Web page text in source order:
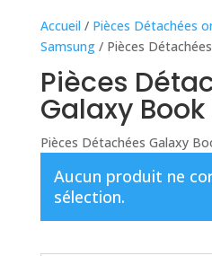
Accueil / Pièces Détachées
Samsung/ Pièces
Pièces
Galaxy Book
Pièces Détachées Galaxy
Aucun produit ne
sélection.